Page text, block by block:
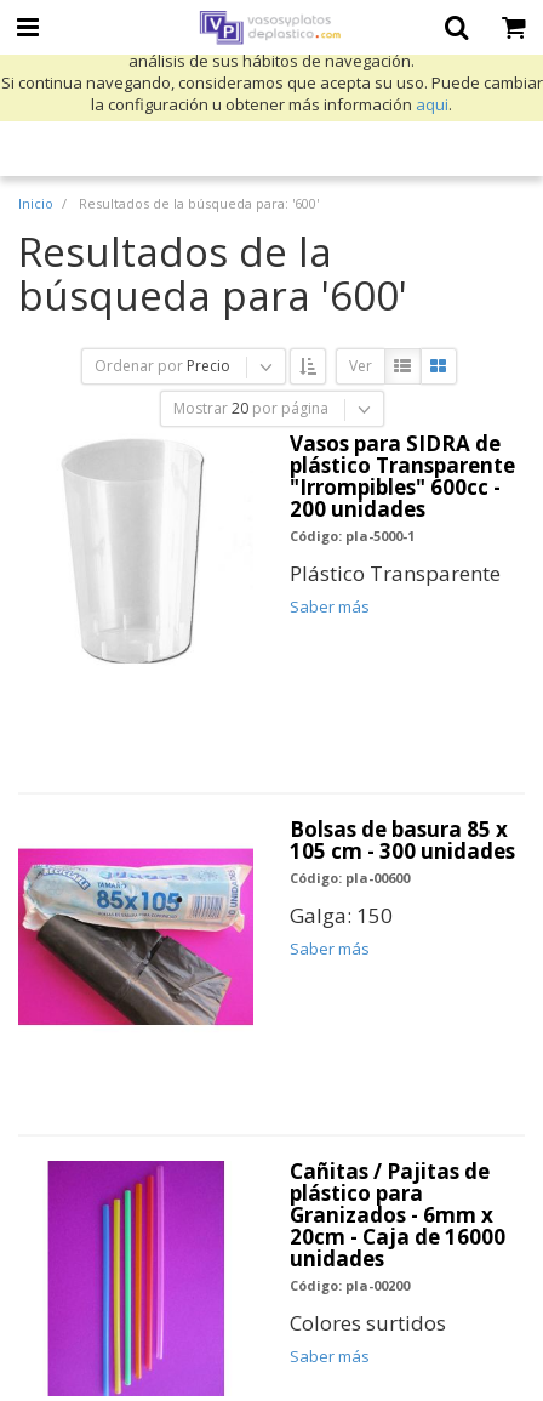
Utilizamos cookies propias y de terceros para mejorar nuestros servicios
y mostrarle publicidad relacionada con sus preferencias mediante el
análisis de sus hábitos de navegación.
Si continua navegando, consideramos que acepta su uso. Puede cambiar
la configuración u obtener más información aqui.
Inicio Resultados de la búsqueda para: '600'
Resultados de la
búsqueda para '600'
Ordenar por Precio Ver
Mostrar 20 por página
Vasos para SIDRA de
plástico Transparente
"Irrompibles" 600cc -
200 unidades
Código: pla-5000-1
Plástico Transparente
Saber más
Bolsas de basura 85 x
105 cm - 300 unidades
Código: pla-00600
Galga: 150
Saber más
Cañitas / Pajitas de
plástico para
Granizados - 6mm x
20cm - Caja de 16000
unidades
Código: pla-00200
Colores surtidos
Saber más